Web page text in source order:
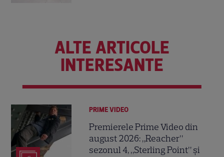
ALTE ARTICOLE
INTERESANTE
PRIME VIDEO
Premierele Prime Video din
august 2026: „Reacher”
sezonul 4, „Sterling Point” și